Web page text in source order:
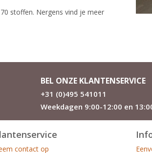
stoffen. Nergens vind je meer
BEL ONZE KLANTENSERVICE
+31 (0)495 541011
Weekdagen 9:00-12:00 en
contact op